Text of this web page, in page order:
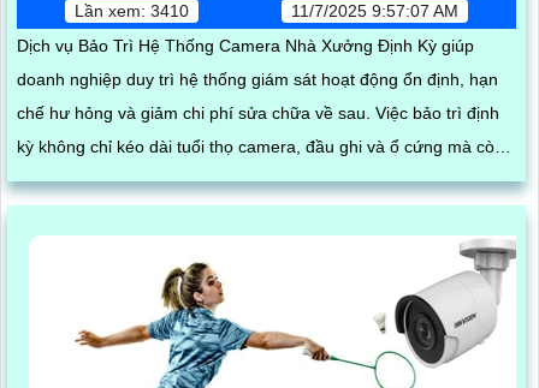
Lần xem: 3410
11/7/2025 9:57:07 AM
Dịch vụ Bảo Trì Hệ Thống Camera Nhà Xưởng Định Kỳ giúp
doanh nghiệp duy trì hệ thống giám sát hoạt động ổn định, hạn
chế hư hỏng và giảm chi phí sửa chữa về sau. Việc bảo trì định
kỳ không chỉ kéo dài tuổi thọ camera, đầu ghi và ổ cứng mà còn
đảm bảo hình ảnh luôn rõ nét giúp quản lý nhà xưởng hiệu quả